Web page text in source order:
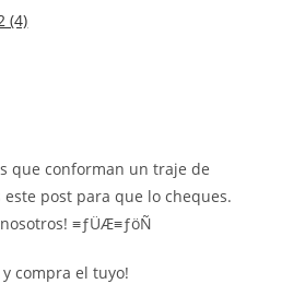
(4)
que conforman un traje de
este post para que lo cheques.
≡ƒÜÆ≡ƒöÑ
compra el tuyo!